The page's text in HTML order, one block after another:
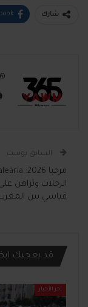
شارك
السابق بوست
الرحلات وتراهن
قياسي بين المغرب
قد يعجبك
آخر الأخبار